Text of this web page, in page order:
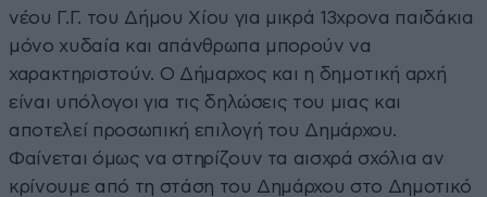
νέου Γ.Γ. του Δήμου Χίου για μικρά 13χρονα παιδάκια
μόνο χυδαία και απάνθρωπα μπορούν να
χαρακτηριστούν. Ο Δήμαρχος και η δημοτική αρχή
είναι υπόλογοι για τις δηλώσεις του μιας και
αποτελεί προσωπική επιλογή του Δημάρχου.
Φαίνεται όμως να στηρίζουν τα αισχρά σχόλια αν
κρίνουμε από τη στάση του Δημάρχου στο Δημοτικό